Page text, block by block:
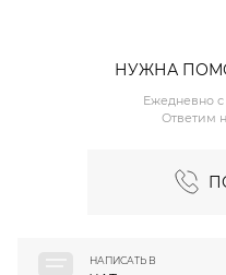
НУЖНА
Ежедневно с
Ответим
НАПИСАТЬ В